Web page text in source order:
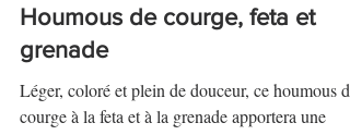
Houmous de courge, feta et